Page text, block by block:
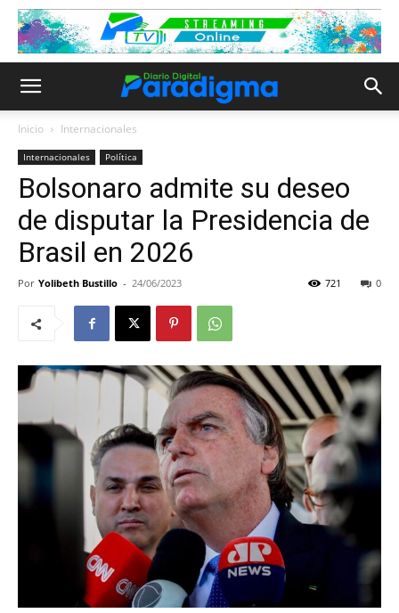
Inicio Internacionales
Internacionales Política
Bolsonaro admite su deseo
de disputar la Presidencia de
Brasil en 2026
Por Yolibeth Bustillo - 24/06/2023 0
721